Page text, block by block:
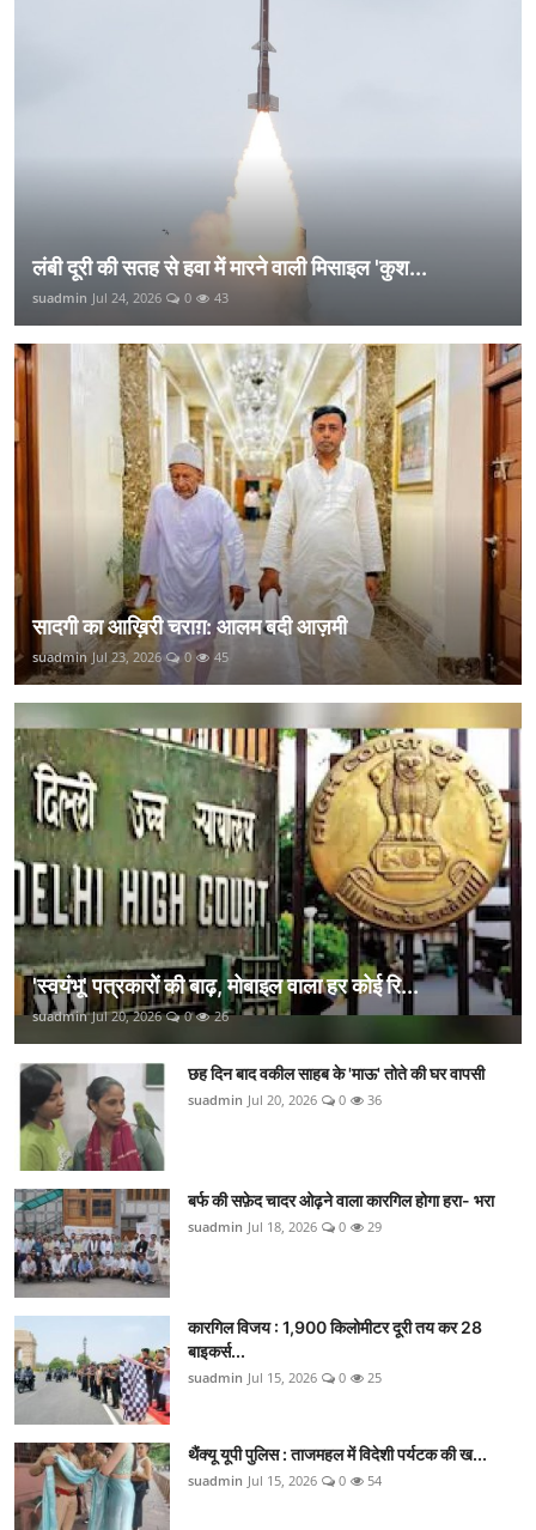
लंबी दूरी की सतह से हवा में मारने वाली मिसाइल 'कुश...
suadmin Jul 24, 2026 0 43
सादगी का आख़िरी चराग़: आलम बदी आज़मी
suadmin Jul 23, 2026 0 45
'स्वयंभू' पत्रकारों की बाढ़, मोबाइल वाला हर कोई रि...
suadmin Jul 20, 2026 0 26
छह दिन बाद वकील साहब के 'माऊ' तोते की घर वापसी
suadmin Jul 20, 2026 0 36
बर्फ की सफ़ेद चादर ओढ़ने वाला कारगिल होगा हरा- भरा
suadmin Jul 18, 2026 0 29
कारगिल विजय : 1,900 किलोमीटर दूरी तय कर 28
बाइकर्स...
suadmin Jul 15, 2026 0 25
थैंक्यू यूपी पुलिस : ताजमहल में विदेशी पर्यटक की ख...
suadmin Jul 15, 2026 0 54